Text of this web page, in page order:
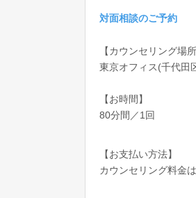
対面相談のご予約
【カウンセリング場所
東京オフィス(千代田
【お時間】
80分間／1回
【お支払い方法】
カウンセリング料金